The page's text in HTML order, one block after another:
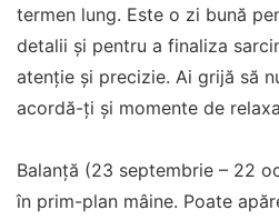
termen lung. Este o zi bună
detalii și pentru a finaliza
atenție și precizie. Ai grijă să
acordă-ți și momente de
Balanță (23 septembrie – 22
în prim-plan mâine. Poate